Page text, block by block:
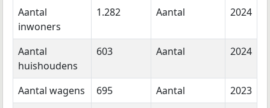
Aantal
inwoners
1.282 Aantal 2024
Aantal
huishoudens
603 Aantal 2024
Aantal wagens 695 Aantal
2023